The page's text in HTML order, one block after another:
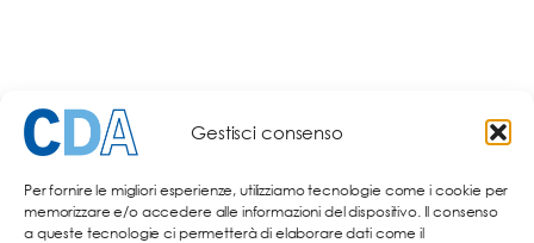
Gestisci consenso
Per fornire le migliori esperienze, utilizziamo tecnologie come i cookie per
memorizzare e/o accedere alle informazioni del dispositivo. Il consenso
a queste tecnologie ci permetterà di elaborare dati come il
PORTFOLIO